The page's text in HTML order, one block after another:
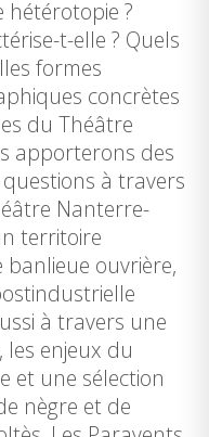
hétérotopie ?
t-elle ? Quels
formes
concrètes
du Théâtre
apporterons des
à travers
Nanterre-
territoire
banlieue ouvrière,
à travers une
enjeux du
et une sélection
nègre et de